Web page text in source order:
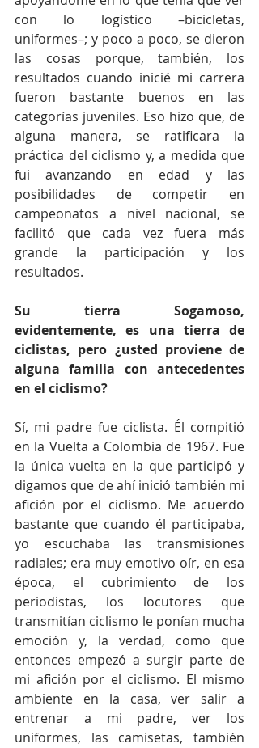
con lo logístico –bicicletas,
uniformes–; y poco a poco, se dieron
las cosas porque, también, los
resultados cuando inicié mi carrera
fueron bastante buenos en las
categorías juveniles. Eso hizo que, de
alguna manera, se ratificara la
práctica del ciclismo y, a medida que
fui avanzando en edad y las
posibilidades de competir en
campeonatos a nivel nacional, se
facilitó que cada vez fuera más
grande la participación y los
resultados.
Su tierra Sogamoso,
evidentemente, es una tierra de
ciclistas, pero ¿usted proviene de
alguna familia con antecedentes
en el ciclismo?
Sí, mi padre fue ciclista. Él compitió
en la Vuelta a Colombia de 1967. Fue
la única vuelta en la que participó y
digamos que de ahí inició también mi
afición por el ciclismo. Me acuerdo
bastante que cuando él participaba,
yo escuchaba las transmisiones
radiales; era muy emotivo oír, en esa
época, el cubrimiento de los
periodistas, los locutores que
transmitían ciclismo le ponían mucha
emoción y, la verdad, como que
entonces empezó a surgir parte de
mi afición por el ciclismo. El mismo
ambiente en la casa, ver salir a
entrenar a mi padre, ver los
uniformes, las camisetas, también